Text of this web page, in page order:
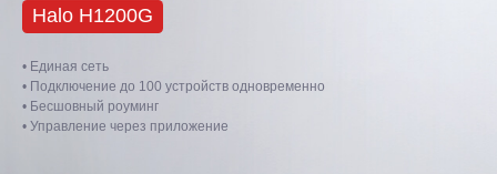
Halo H1200G
• Единая сеть
• Подключение до 100 устройств одновременно
• Бесшовный роуминг
• Управление через приложение